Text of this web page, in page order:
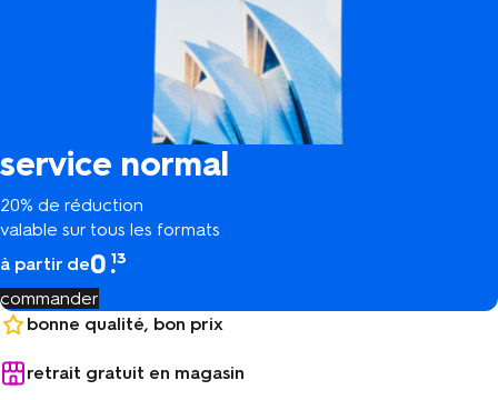
service normal
20% de réduction
valable sur tous les formats
à partir de0.13
commander
bonne qualité, bon prix
retrait gratuit en magasin